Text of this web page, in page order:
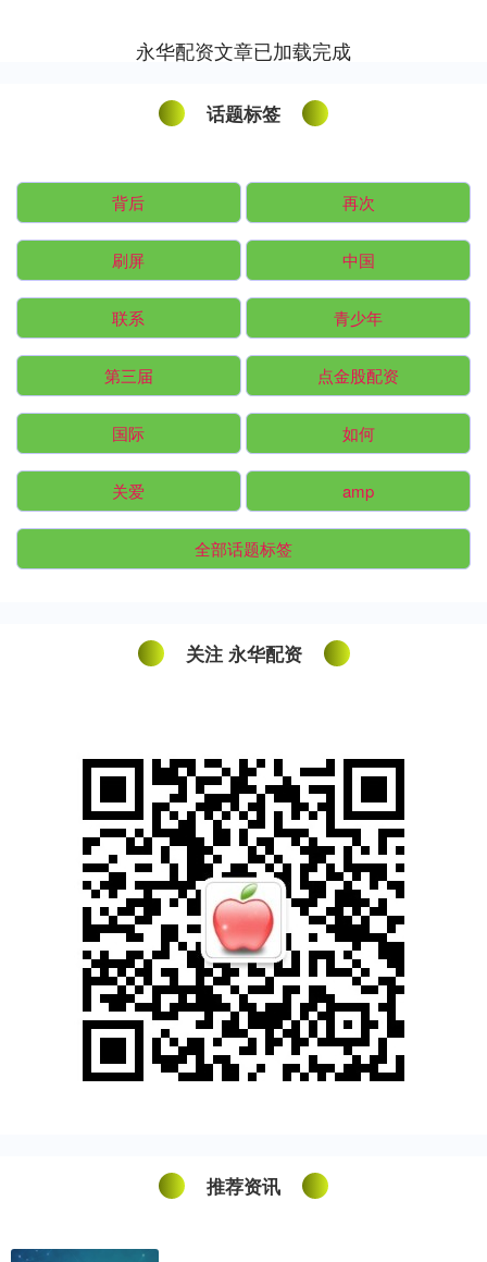
永华配资文章已加载完成
话题标签
背后 再次
刷屏 中国
联系 青少年
第三届 点金股配资
国际 如何
关爱 amp
全部话题标签
关注 永华配资
推荐资讯